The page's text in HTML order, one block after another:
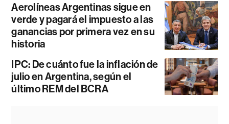
Aerolíneas Argentinas sigue en
verde y pagará el impuesto a las
ganancias por primera vez en su
historia
IPC: De cuánto fue la inflación de
julio en Argentina, según el
último REM del BCRA